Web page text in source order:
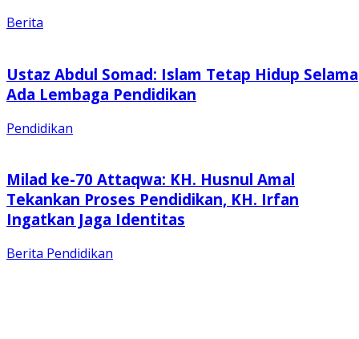
Berita
Ustaz Abdul Somad: Islam Tetap Hidup Selama
Ada Lembaga Pendidikan
Pendidikan
Milad ke-70 Attaqwa: KH. Husnul Amal
Tekankan Proses Pendidikan, KH. Irfan
Ingatkan Jaga Identitas
Berita Pendidikan